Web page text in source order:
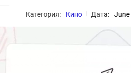
Call of Duty: Black
СМИ сообщили об
Фильм о
Категория: Кино Дата: June